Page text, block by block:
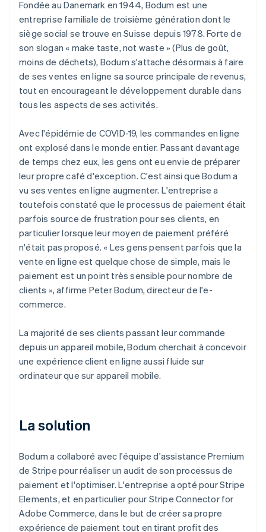
Fondée au Danemark en 1944, Bodum est une
entreprise familiale de troisième génération dont le
siège social se trouve en Suisse depuis 1978. Forte de
son slogan « make taste, not waste » (Plus de goût,
moins de déchets), Bodum s'attache désormais à faire
de ses ventes en ligne sa source principale de revenus,
tout en encourageant le développement durable dans
tous les aspects de ses activités.
Avec l'épidémie de COVID-19, les commandes en ligne
ont explosé dans le monde entier. Passant davantage
de temps chez eux, les gens ont eu envie de préparer
leur propre café d'exception. C'est ainsi que Bodum a
vu ses ventes en ligne augmenter. L'entreprise a
toutefois constaté que le processus de paiement était
parfois source de frustration pour ses clients, en
particulier lorsque leur moyen de paiement préféré
n'était pas proposé. « Les gens pensent parfois que la
vente en ligne est quelque chose de simple, mais le
paiement est un point très sensible pour nombre de
clients », affirme Peter Bodum, directeur de l'e-
commerce.
La majorité de ses clients passant leur commande
depuis un appareil mobile, Bodum cherchait à concevoir
une expérience client en ligne aussi fluide sur
ordinateur que sur appareil mobile.
La solution
Bodum a collaboré avec l'équipe d'assistance Premium
de Stripe pour réaliser un audit de son processus de
paiement et l'optimiser. L'entreprise a opté pour Stripe
Elements, et en particulier pour Stripe Connector for
Adobe Commerce, dans le but de créer sa propre
expérience de paiement tout en tirant profit des